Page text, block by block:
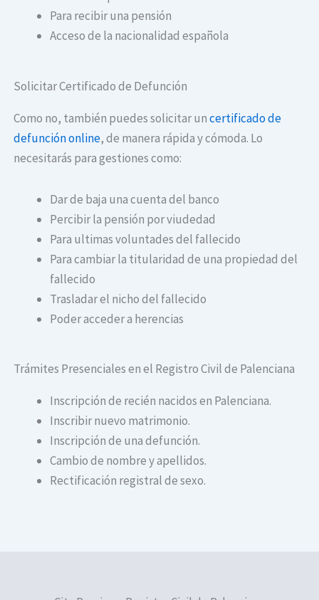
Para recibir una pensión
Acceso de la nacionalidad española
Solicitar Certificado de Defunción
Como no, también puedes solicitar uncertificado de
defunción online, de manera rápida y cómoda. Lo
necesitarás para gestiones como:
Dar de baja una cuenta del banco
Percibir la pensión por viudedad
Para ultimas voluntades del fallecido
Para cambiar la titularidad de una propiedad del
fallecido
Trasladar el nicho del fallecido
Poder acceder a herencias
Trámites Presenciales en el Registro Civil de Palenciana
Inscripción de recién nacidos en Palenciana.
Inscribir nuevo matrimonio.
Inscripción de una defunción.
Cambio de nombre y apellidos.
Rectificación registral de sexo.